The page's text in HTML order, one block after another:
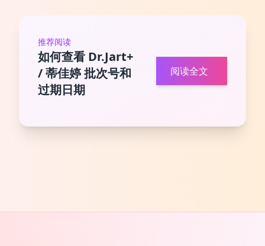
推荐阅读
如何查看 Dr.Jart+
/ 蒂佳婷 批次号和
过期日期
阅读全文